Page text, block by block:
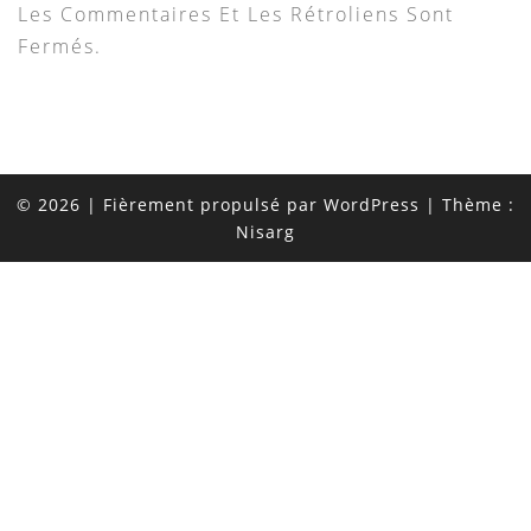
Les Commentaires Et Les Rétroliens Sont
Fermés.
© 2026 | Fièrement propulsé par WordPress | Thème :
Nisarg